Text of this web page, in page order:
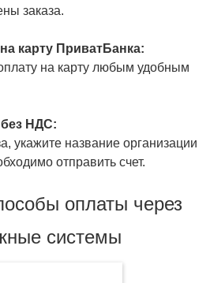
заказа.
карту ПриватБанка:
на карту любым удобным
НДС:
укажите название организации
отправить счет.
оплаты через
системы